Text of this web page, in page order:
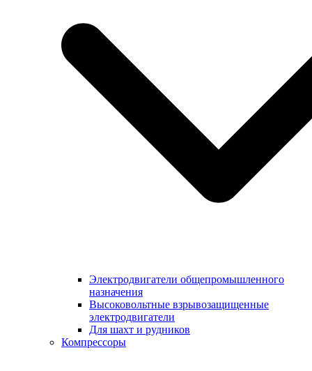
Электродвигатели общепромышленного
назначения
Высоковольтные взрывозащищенные
электродвигатели
Для шахт и рудников
Компрессоры